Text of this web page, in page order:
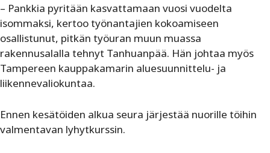
– Pankkia pyritään kasvattamaan vuosi vuodelta
isommaksi, kertoo työnantajien kokoamiseen
osallistunut, pitkän työuran muun muassa
rakennusalalla tehnyt Tanhuanpää. Hän johtaa myös
Tampereen kauppakamarin aluesuunnittelu- ja
liikennevaliokuntaa.
Ennen kesätöiden alkua seura järjestää nuorille töihin
valmentavan lyhytkurssin.